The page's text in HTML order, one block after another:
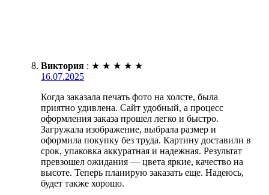
Виктория : ★ ★ ★ ★ ★
16.07.2025
Когда заказала печать фото на холсте, была
приятно удивлена. Сайт удобный, а процесс
оформления заказа прошел легко и быстро.
Загружала изображение, выбрала размер и
оформила покупку без труда. Картину доставили в
срок, упаковка аккуратная и надежная. Результат
превзошел ожидания — цвета яркие, качество на
высоте. Теперь планирую заказать еще. Надеюсь,
будет также хорошо.